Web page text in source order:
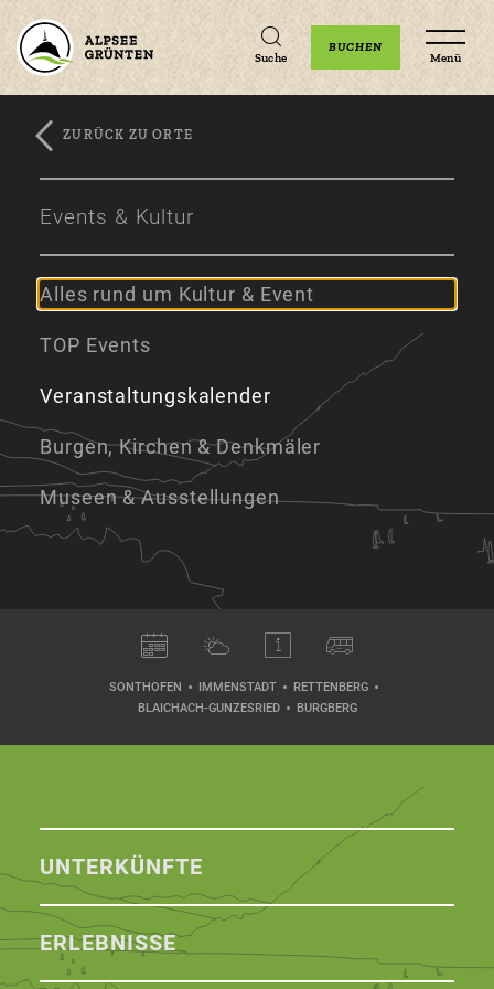
Zum
Zur
Zum
Suche
BUCHEN
Menü
ZURÜCK ZU ORTE
Events & Kultur
Alles rund um Kultur & Event
TOP Events
Veranstaltungskalender
Burgen, Kirchen & Denkmäler
Museen & Ausstellungen
SONTHOFEN IMMENSTADT
RETTENBERG
BLAICHACH-GUNZESRIED
BURGBERG
UNTERKÜNFTE
ERLEBNISSE
Unterkünfte Veranstaltungen